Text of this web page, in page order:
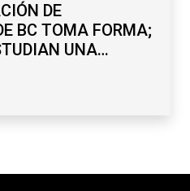
DE
BC TOMA FORMA;
UNA